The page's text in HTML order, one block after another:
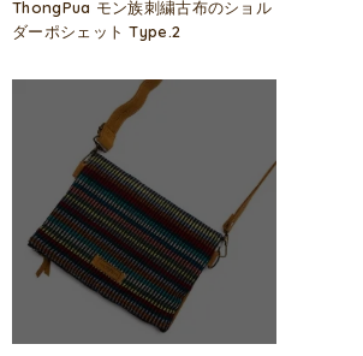
ThongPua モン族刺繍古布のショル
ダーポシェット Type.2